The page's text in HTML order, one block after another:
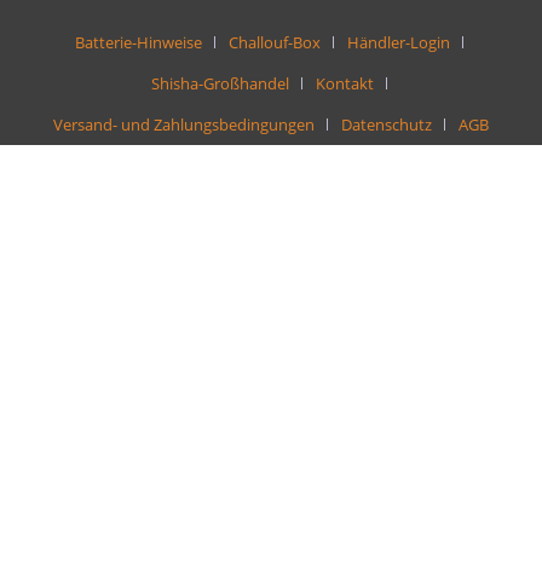
Batterie-Hinweise Challouf-Box
Händler-Login
Shisha-Großhandel
Kontakt
Versand- und Zahlungsbedingungen
Datenschutz AGB